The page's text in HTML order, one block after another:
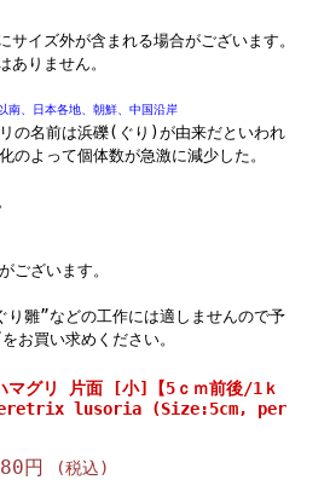
イズ外が含まれる場合がございます。
りません。
日本各地、朝鮮、中国沿岸
の名前は浜礫(ぐり)が由来だといわれ
のよって個体数が急激に減少した。
ございます。
雛”などの工作には適しませんので予
お買い求めください。
マグリ 片面 [小]【5ｃｍ前後/1ｋ
lusoria (Size:5cm, per
円 (税込)